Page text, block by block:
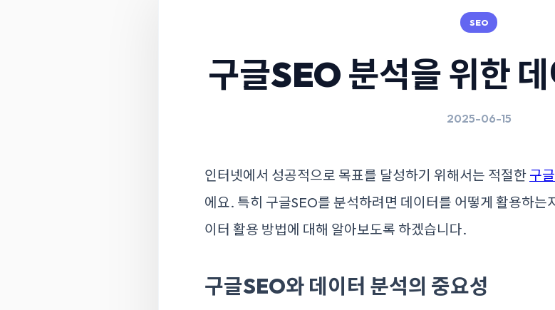
SEO
구글SEO 분석을 위한
2025-06-15
인터넷에서 성공적으로 목표를 달성하기 위해서는 적절한 구
에요. 특히 구글SEO를 분석하려면 데이터를 어떻게 활용하는
이터 활용 방법에 대해 알아보도록 하겠습니다.
구글SEO와 데이터 분석의 중요성